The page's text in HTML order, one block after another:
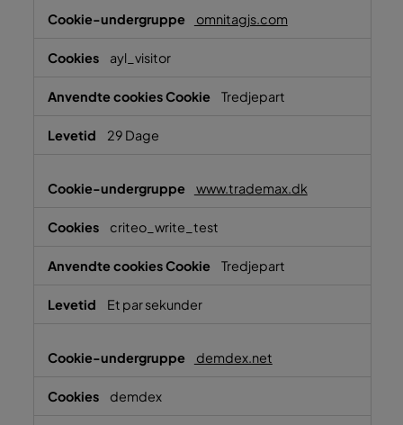
omnitagjs.com
ayl_visitor
Tredjepart
29 Dage
www.trademax.dk
criteo_write_test
Tredjepart
Et par sekunder
demdex.net
demdex